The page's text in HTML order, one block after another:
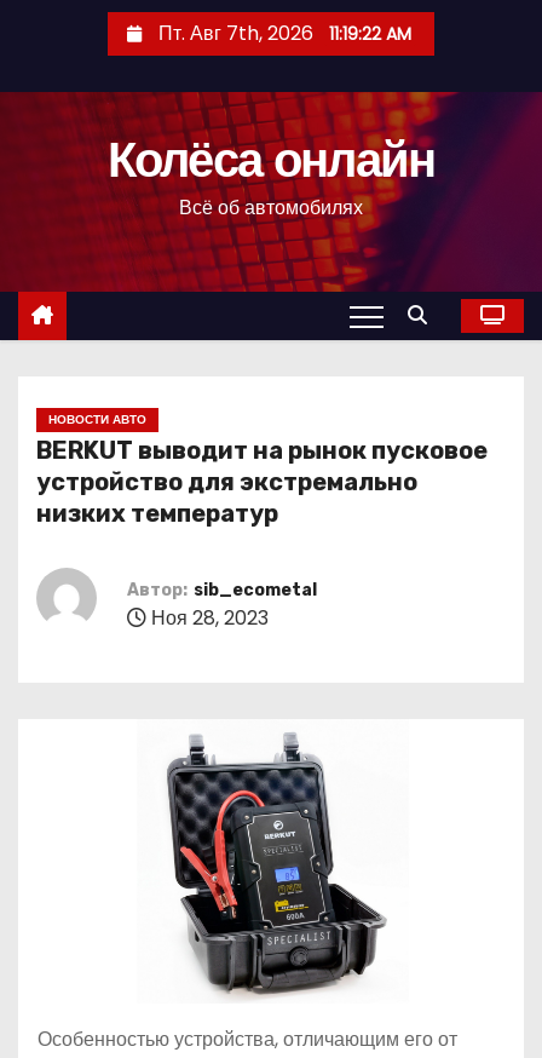
с
Пт. Авг 7th, 2026 11:19:23 AM
Колёса онлайн
Всё об автомобилях
НОВОСТИ АВТО
BERKUT выводит на рынок пусковое
устройство для экстремально
низких температур
Автор: sib_ecometal
Ноя 28, 2023
Особенностью устройства, отличающим его от